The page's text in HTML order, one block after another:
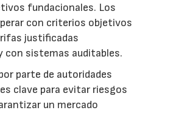
fundacionales. Los
con criterios objetivos
justificadas
con sistemas auditables.
parte de autoridades
clave para evitar riesgos
un mercado